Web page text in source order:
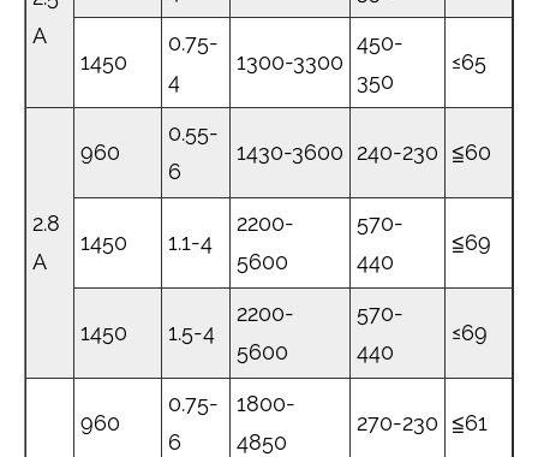
A
1450
0.75-
4
1300-3300
450-
350
≤65
2.8
A
960
0.55-
6
1430-3600 240-230 ≦60
1450 1.1-4
2200-
5600
570-
440
≦69
1450 1.5-4
2200-
5600
570-
440
≤69
960
0.75-
6
1800-
4850
270-230 ≦61